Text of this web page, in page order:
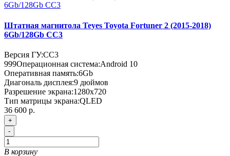
Штатная магнитола Teyes Toyota Fortuner 2 (2015-2018)
6Gb/128Gb CC3
Версия ГУ:CC3
999Операционная система:Android 10
Оперативная память:6Gb
Диагональ дисплея:9 дюймов
Разрешение экрана:1280x720
Тип матрицы экрана:QLED
36 600 р.
+
-
В корзину